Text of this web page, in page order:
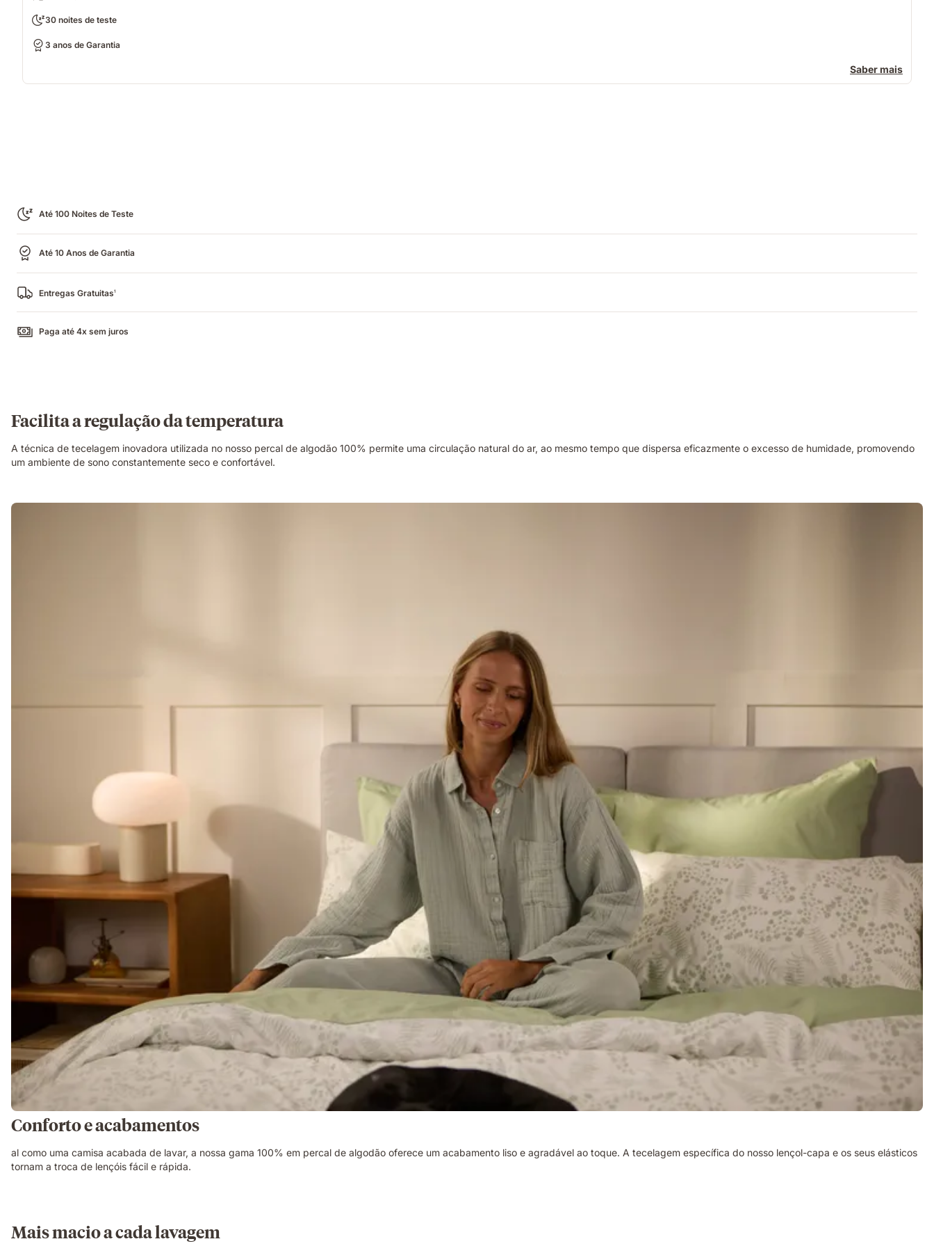
30 noites de teste
3 anos de Garantia
Saber mais
Até 100 Noites de Teste
Até 10 Anos de Garantia
Entregas Gratuitas1
Paga até 4x sem juros
Facilita a regulação da temperatura
A técnica de tecelagem inovadora utilizada no nosso percal de algodão 100% permite uma circulação natural do ar, ao mesmo tempo que dispersa eficazmente o excesso de humidade, promovendo
um ambiente de sono constantemente seco e confortável.
Conforto e acabamentos
al como uma camisa acabada de lavar, a nossa gama 100% em percal de algodão oferece um acabamento liso e agradável ao toque. A tecelagem específica do nosso lençol-capa e os seus elásticos
tornam a troca de lençóis fácil e rápida.
Mais macio a cada lavagem